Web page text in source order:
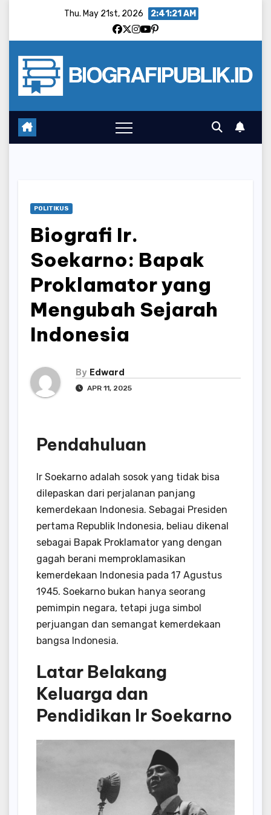
content
Thu. May 21st, 2026 2:41:22 AM
POLITIKUS
Biografi Ir.
Soekarno: Bapak
Proklamator yang
Mengubah Sejarah
Indonesia
By Edward
APR 11, 2025
Pendahuluan
Ir Soekarno adalah sosok yang tidak bisa
dilepaskan dari perjalanan panjang
kemerdekaan Indonesia. Sebagai Presiden
pertama Republik Indonesia, beliau dikenal
sebagai Bapak Proklamator yang dengan
gagah berani memproklamasikan
kemerdekaan Indonesia pada 17 Agustus
1945. Soekarno bukan hanya seorang
pemimpin negara, tetapi juga simbol
perjuangan dan semangat kemerdekaan
bangsa Indonesia.
Latar Belakang
Keluarga dan
Pendidikan Ir Soekarno